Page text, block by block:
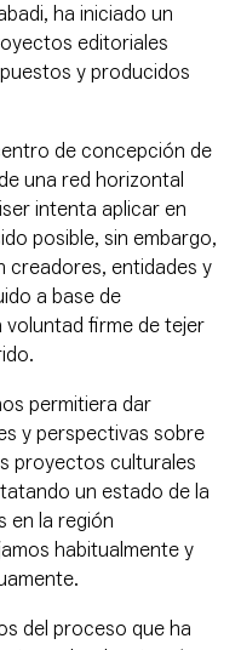
, ha iniciado un
editoriales
yproducidos
de concepción de
una red horizontal
intenta aplicar en
posible, sin embargo,
creadores, entidades y
a basede
voluntad firmedetejer
.
permitiera dar
y perspectivas sobre
proyectos culturales
un estado de la
en la región
habitualmente y
del proceso que ha